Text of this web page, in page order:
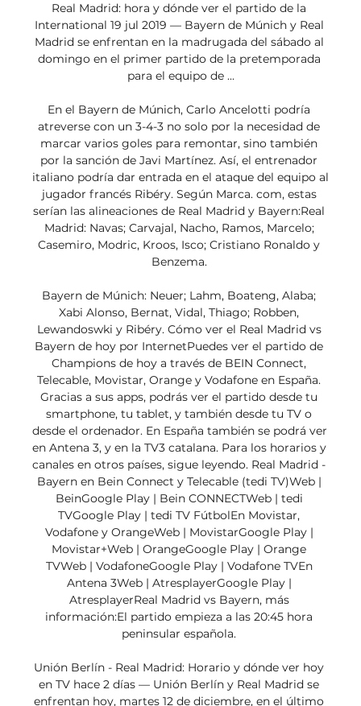
Real Madrid: hora y dónde ver el partido de la
International 19 jul 2019 — Bayern de Múnich y Real
Madrid se enfrentan en la madrugada del sábado al
domingo en el primer partido de la pretemporada
para el equipo de ...
En el Bayern de Múnich, Carlo Ancelotti podría
atreverse con un 3-4-3 no solo por la necesidad de
marcar varios goles para remontar, sino también
por la sanción de Javi Martínez. Así, el entrenador
italiano podría dar entrada en el ataque del equipo al
jugador francés Ribéry. Según Marca. com, estas
serían las alineaciones de Real Madrid y Bayern:Real
Madrid: Navas; Carvajal, Nacho, Ramos, Marcelo;
Casemiro, Modric, Kroos, Isco; Cristiano Ronaldo y
Benzema.
Bayern de Múnich: Neuer; Lahm, Boateng, Alaba;
Xabi Alonso, Bernat, Vidal, Thiago; Robben,
Lewandoswki y Ribéry. Cómo ver el Real Madrid vs
Bayern de hoy por InternetPuedes ver el partido de
Champions de hoy a través de BEIN Connect,
Telecable, Movistar, Orange y Vodafone en España.
Gracias a sus apps, podrás ver el partido desde tu
smartphone, tu tablet, y también desde tu TV o
desde el ordenador. En España también se podrá ver
en Antena 3, y en la TV3 catalana. Para los horarios y
canales en otros países, sigue leyendo. Real Madrid -
Bayern en Bein Connect y Telecable (tedi TV)Web |
BeinGoogle Play | Bein CONNECTWeb | tedi
TVGoogle Play | tedi TV FútbolEn Movistar,
Vodafone y OrangeWeb | MovistarGoogle Play |
Movistar+Web | OrangeGoogle Play | Orange
TVWeb | VodafoneGoogle Play | Vodafone TVEn
Antena 3Web | AtresplayerGoogle Play |
AtresplayerReal Madrid vs Bayern, más
información:El partido empieza a las 20:45 hora
peninsular española.
Unión Berlín - Real Madrid: Horario y dónde ver hoy
en TV hace 2 días — Unión Berlín y Real Madrid se
enfrentan hoy, martes 12 de diciembre, en el último